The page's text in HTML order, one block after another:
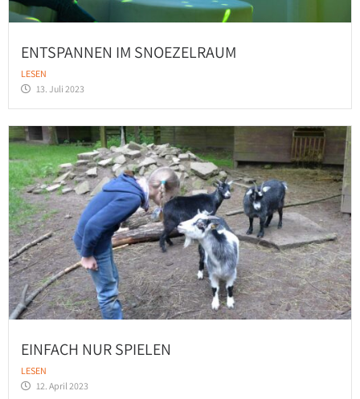
ENTSPANNEN IM SNOEZELRAUM
LESEN
13. Juli 2023
EINFACH NUR SPIELEN
LESEN
12. April 2023